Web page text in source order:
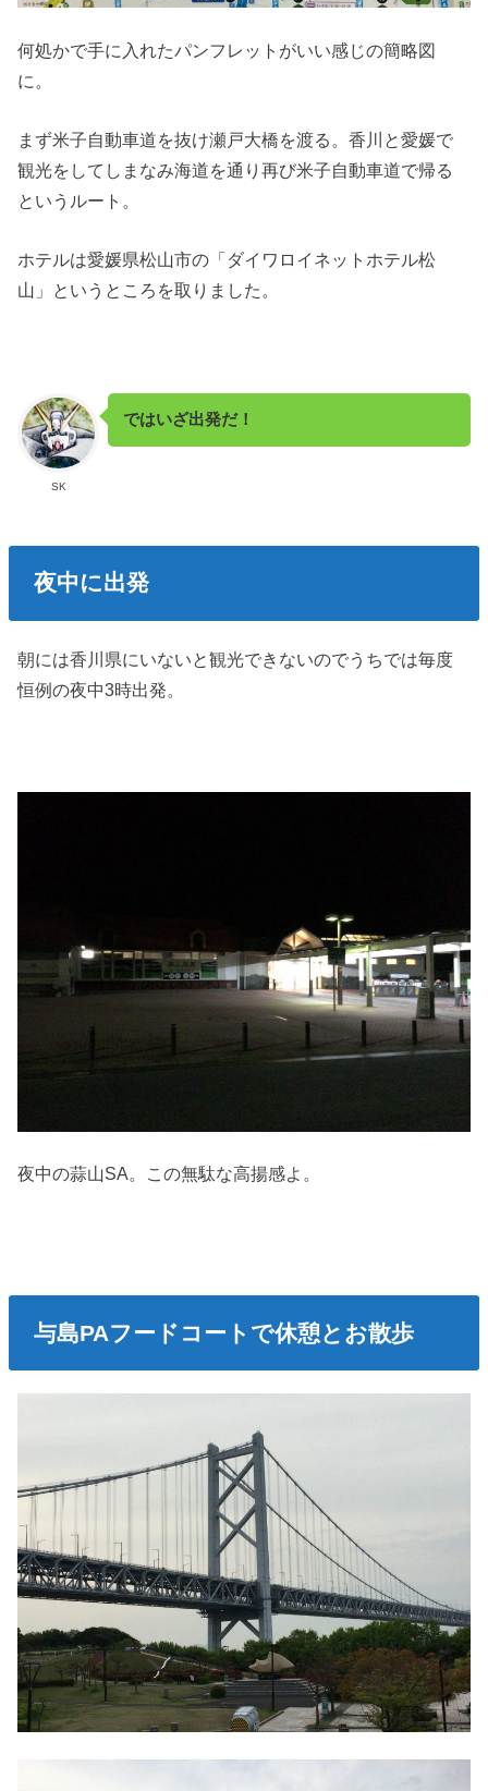
何処かで手に入れたパンフレットがいい感じの簡略図
に。
まず米子自動車道を抜け瀬戸大橋を渡る。香川と愛媛で
観光をしてしまなみ海道を通り再び米子自動車道で帰る
というルート。
ホテルは愛媛県松山市の「ダイワロイネットホテル松
山」というところを取りました。
SK
ではいざ出発だ！
夜中に出発
朝には香川県にいないと観光できないのでうちでは毎度
恒例の夜中3時出発。
夜中の蒜山SA。この無駄な高揚感よ。
与島PAフードコートで休憩とお散歩